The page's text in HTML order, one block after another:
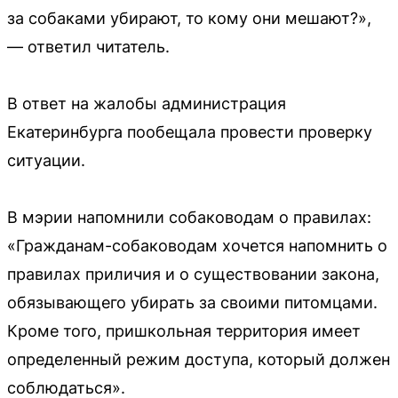
за собаками убирают, то кому они мешают?»,
— ответил читатель.
В ответ на жалобы администрация
Екатеринбурга пообещала провести проверку
ситуации.
В мэрии напомнили собаководам о правилах:
«Гражданам-собаководам хочется напомнить о
правилах приличия и о существовании закона,
обязывающего убирать за своими питомцами.
Кроме того, пришкольная территория имеет
определенный режим доступа, который должен
соблюдаться».